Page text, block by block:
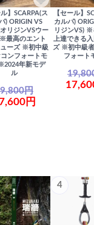
ル】SCARPA(ス
) ORIGIN VS
リジンVSウー
最高のエント
ューズ ※初中級
ンフォートモ
年新モデ
ル
円
円
【セール】
カルパ)
リジンVS) ※
上達できる
ズ ※初中級
フォート
4